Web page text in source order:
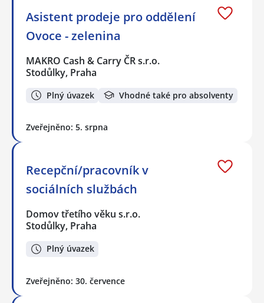
Asistent prodeje pro oddělení
Ovoce - zelenina
MAKRO Cash & Carry ČR s.r.o.
Stodůlky, Praha
Plný úvazek Vhodné také pro absolventy
Zveřejněno: 5. srpna
Recepční/pracovník v
sociálních službách
Domov třetího věku s.r.o.
Stodůlky, Praha
Plný úvazek
Zveřejněno: 30. července